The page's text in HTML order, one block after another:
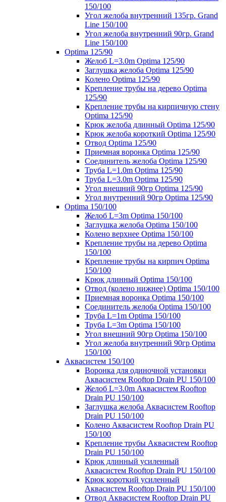
150/100
Угол желоба внутренний 135гр. Grand
Line 150/100
Угол желоба внутренний 90гр. Grand
Line 150/100
Optima 125/90
Желоб L=3.0m Optima 125/90
Заглушка желоба Optima 125/90
Колено Optima 125/90
Крепление трубы на дерево Optima
125/90
Крепление трубы на кирпичную стену
Optima 125/90
Крюк желоба длинный Optima 125/90
Крюк желоба короткий Optima 125/90
Отвод Optima 125/90
Приемная воронка Optima 125/90
Соединитель желоба Optima 125/90
Труба L=1.0m Optima 125/90
Труба L=3.0m Optima 125/90
Угол внешний 90гр Optima 125/90
Угол внутренний 90гр Optima 125/90
Optima 150/100
Желоб L=3m Optima 150/100
Заглушка желоба Optima 150/100
Колено верхнее Optima 150/100
Крепление трубы на дерево Optima
150/100
Крепление трубы на кирпич Optima
150/100
Крюк длинный Optima 150/100
Отвод (колено нижнее) Optima 150/100
Приемная воронка Optima 150/100
Соединитель желоба Optima 150/100
Труба L=1m Optima 150/100
Труба L=3m Optima 150/100
Угол внешний 90гр Optima 150/100
Угол желоба внутренний 90гр Optima
150/100
Аквасистем 150/100
Воронка для одиночной установки
Аквасистем Rooftop Drain PU 150/100
Желоб L=3.0m Аквасистем Rooftop
Drain PU 150/100
Заглушка желоба Аквасистем Rooftop
Drain PU 150/100
Колено Аквасистем Rooftop Drain PU
150/100
Крепление трубы Аквасистем Rooftop
Drain PU 150/100
Крюк длинный усиленный
Аквасистем Rooftop Drain PU 150/100
Крюк короткий усиленный
Аквасистем Rooftop Drain PU 150/100
Отвод Аквасистем Rooftop Drain PU